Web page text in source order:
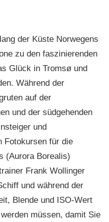
der Küste Norwegens
zu den faszinierenden
Glück in Tromsø und
Während der
auf der
und der südgehenden
und
Fotokursen für die
(Aurora Borealis)
Frank Wollinger
und während der
Blende und ISO-Wert
müssen, damit Sie